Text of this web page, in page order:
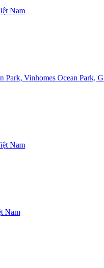
Nam
Park, Vinhomes Ocean Park,
Nam
Nam